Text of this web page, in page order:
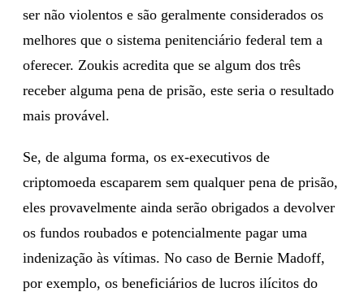
ser não violentos e são geralmente considerados os
melhores que o sistema penitenciário federal tem a
oferecer. Zoukis acredita que se algum dos três
receber alguma pena de prisão, este seria o resultado
mais provável.
Se, de alguma forma, os ex-executivos de
criptomoeda escaparem sem qualquer pena de prisão,
eles provavelmente ainda serão obrigados a devolver
os fundos roubados e potencialmente pagar uma
indenização às vítimas. No caso de Bernie Madoff,
por exemplo, os beneficiários de lucros ilícitos do